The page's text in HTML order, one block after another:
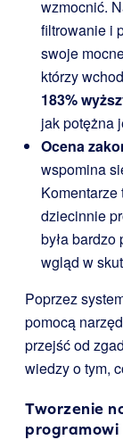
wzmocnić.
filtrowanie i
swoje
którzy
183%
jak potężna
Ocena
wspomina
Komentarze
dziecinnie
była bardzo
wgląd w
Poprzez
pomocą
przejść od
wiedzy o tym,
Tworzenie
programowi